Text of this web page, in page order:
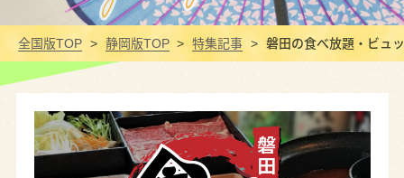
全国版TOP 静岡版TOP 特集記事 磐田の食べ放題・ビュ